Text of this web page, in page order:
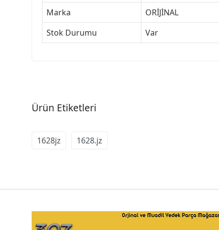
Marka
ORİJİNAL
Stok Durumu
Var
Ürün Etiketleri
1628jz 1628.jz